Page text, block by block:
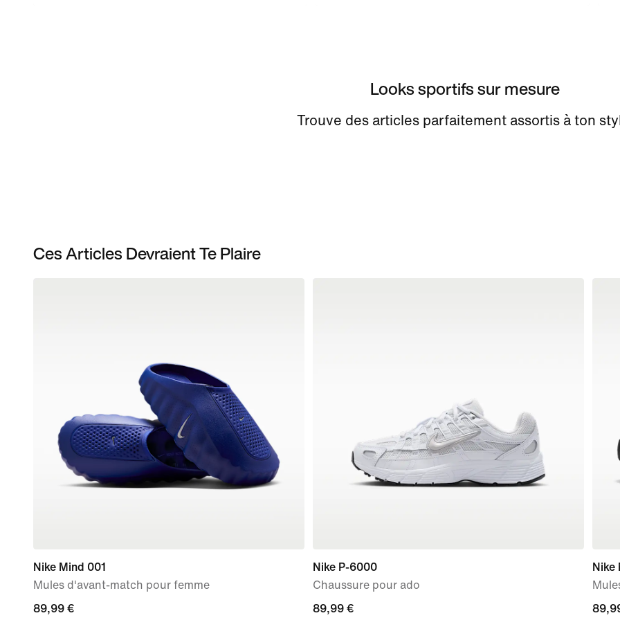
Looks sportifs sur mesure
Trouve des articles parfaitement assortis à ton
Ces Articles Devraient Te Plaire
Nike Mind 001
Mules d'avant-match pour femme
89,99 €
89,99 €
Nike P-6000
Chaussure pour ado
89,99 €
89,99 €
Nike